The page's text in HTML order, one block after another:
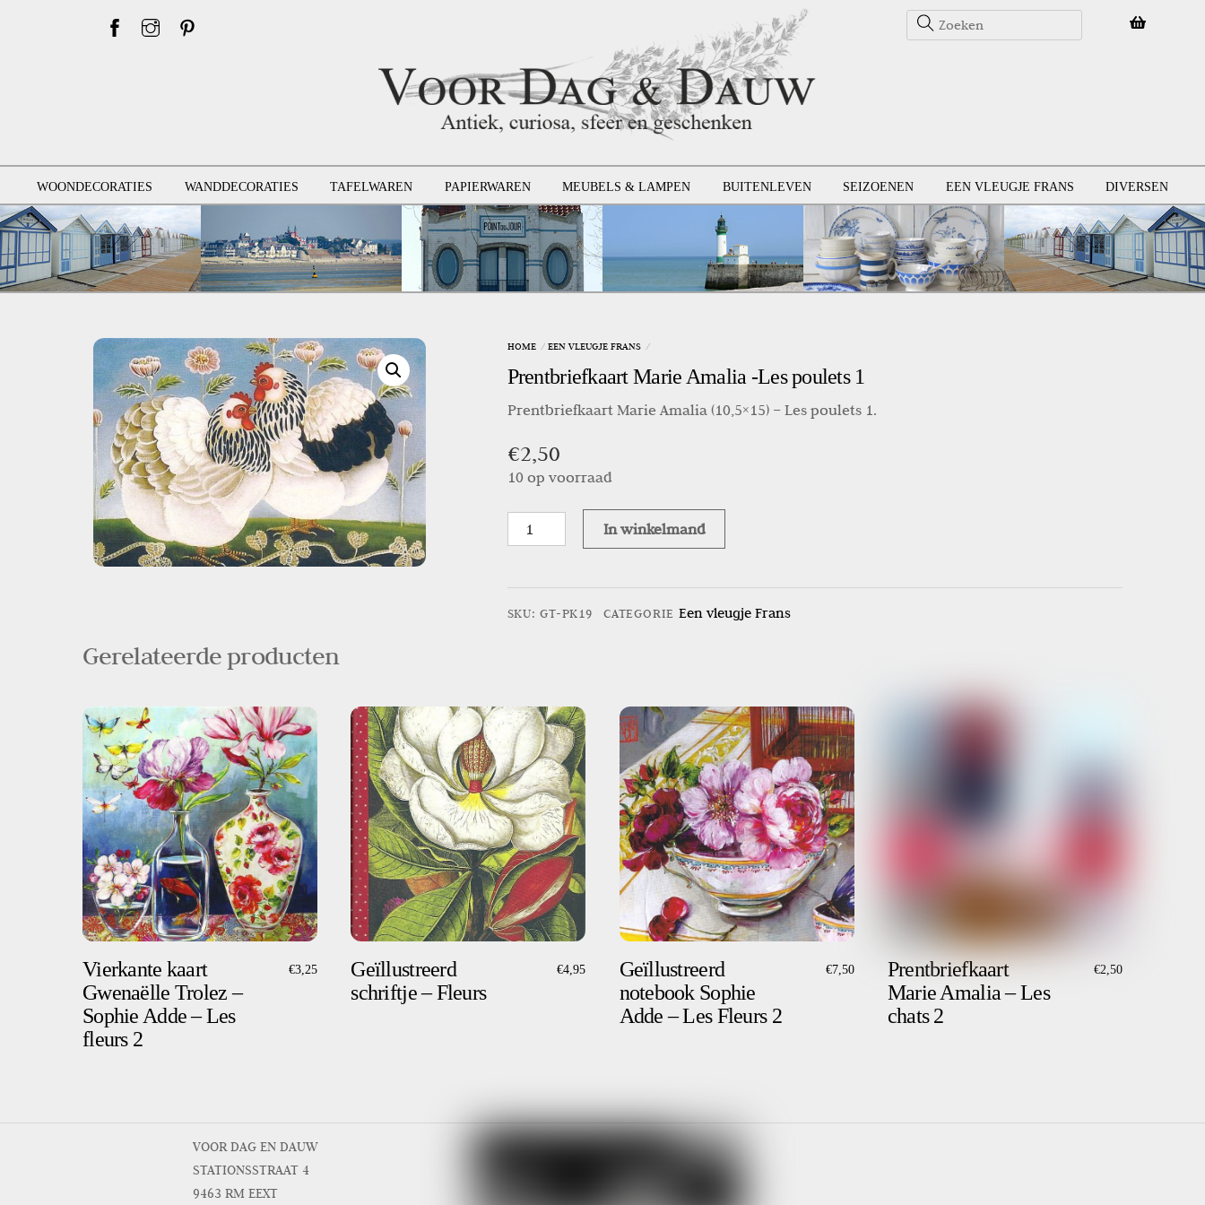
WOONDECORATIES WANDDECORATIES TAFELWAREN PAPIERWAREN MEUBELS & LAMPEN BUITENLEVEN SEIZOENEN EEN VLEUGJE FRANS DIVERSEN
HOME EEN VLEUGJE FRANS
Prentbriefkaart Marie Amalia -Les poulets 1
Prentbriefkaart Marie Amalia (10,5×15) – Les poulets 1.
€2,50
10 op voorraad
Prentbriefkaart
Marie
-
Les
In winkelmand
SKU:GT-PK19 CATEGORIE Een vleugje Frans
Gerelateerde producten
Vierkante kaart
Gwenaëlle Trolez –
Sophie Adde – Les
fleurs 2
€3,25
Geïllustreerd
schriftje – Fleurs
€4,95
Geïllustreerd
notebook Sophie
Adde – Les Fleurs 2
€7,50
Prentbriefkaart
Marie Amalia – Les
chats 2
€2,50
VOOR DAG EN DAUW
STATIONSSTRAAT 4
9463 RM EEXT